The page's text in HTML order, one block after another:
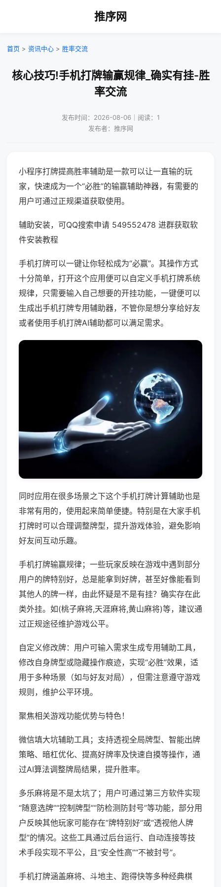
推序网
首页 > 资讯中心 > 胜率交流
核心技巧!手机打牌输赢规律_确实有挂-胜
率交流
发布时间：2026-08-06｜阅读：1
发布者：推序网
小程序打牌提高胜率辅助是一款可以让一直输的玩
家，快速成为一个“必胜”的输赢辅助神器，有需要的
用户可通过正规渠道获取使用。
辅助安装，可QQ搜索申请 549552478 进群获取软
件安装教程
手机打牌可以一键让你轻松成为“必赢”。其操作方式
十分简单，打开这个应用便可以自定义手机打牌系统
规律，只需要输入自己想要的开挂功能，一键便可以
生成出手机打牌专用辅助器，不管你是想分享给好友
或者使用手机打牌AI辅助都可以满足需求。
同时应用在很多场景之下这个手机打牌计算辅助也是
非常有用的，使用起来简单便捷。特别是在大家手机
打牌时可以合理调整牌型，提升游戏体验，避免影响
好友间互动乐趣。
手机打牌输赢规律；一些玩家反映在游戏中遇到部分
用户的牌特别好，总是能拿到好牌，甚至好像能看到
其他人的牌一样，由此怀疑是不是有挂？确实存在此
类外挂。如(桃子麻将,天涯麻将,黄山麻将)等，建议通
过正规途径维护游戏公平。
自定义修改牌：用户可输入需求生成专用辅助工具，
修改自身牌型或隐藏操作痕迹，实现“必胜”效果，适
用于多种场景（如与好友对局），但需注意遵守游戏
规则，维护公平环境。
聚焦相关游戏功能优势与特色！
微信填大坑辅助工具；支持透视全局牌型、智能出牌
策略、暗杠优化、提高好牌率及快速自摸等操作，通
过AI算法调整牌局结果，提升胜率。
多乐麻将是不是太坑了；用户可通过第三方软件实现
“随意选牌”“控制牌型”“防检测防封号”等功能，部分用
户反映其他玩家可能存在“牌特别好”或“透视他人牌
型”的情况。这些工具通过后台运行、自动连接等技
术手段实现不平公，且“安全性高”“不被封号”。
手机打牌涵盖麻将、斗地主、跑得快等多种经典棋